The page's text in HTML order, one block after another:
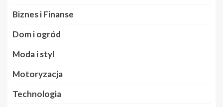
Biznes i Finanse
Dom i ogród
Moda i styl
Motoryzacja
Technologia